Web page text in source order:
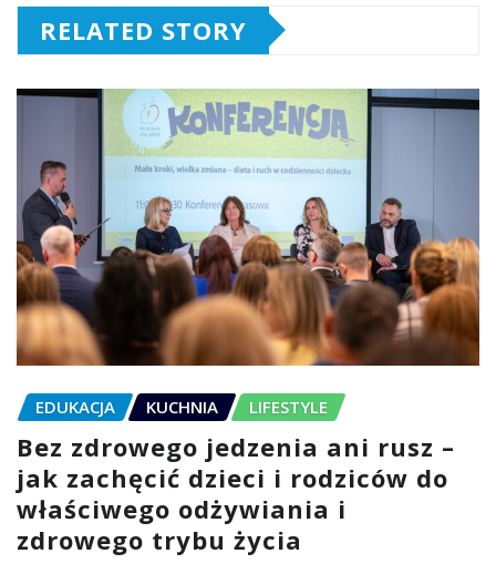
RELATED STORY
EDUKACJA KUCHNIA LIFESTYLE
Bez zdrowego jedzenia ani rusz –
jak zachęcić dzieci i rodziców do
właściwego odżywiania i
zdrowego trybu życia